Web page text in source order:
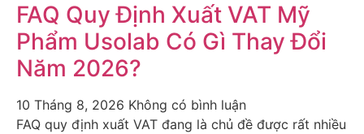
FAQ Quy Định Xuất VAT Mỹ
Phẩm Usolab Có Gì Thay Đổi
Năm 2026?
10 Tháng 8, 2026 Không có bình luận
FAQ quy định xuất VAT đang là chủ đề được rất nhiều